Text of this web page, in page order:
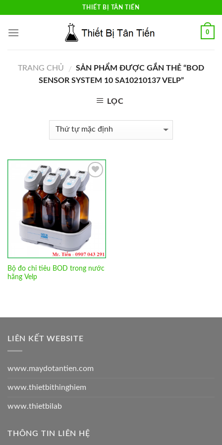
content
THIẾT BỊ TÂN TIẾN
0
TRANG CHỦ / SẢN PHẨM ĐƯỢC GẮN THẺ “BOD
SENSOR SYSTEM 10 SA10210137 VELP”
LỌC
Add to
Wishlist
Bộ đo chỉ tiêu BOD trong nước
hãng Velp
LIÊN KẾT WEBSITE
www.maydotantien.com
www.thietbithinghiem
www.thietbilab
THÔNG TIN LIÊN HỆ